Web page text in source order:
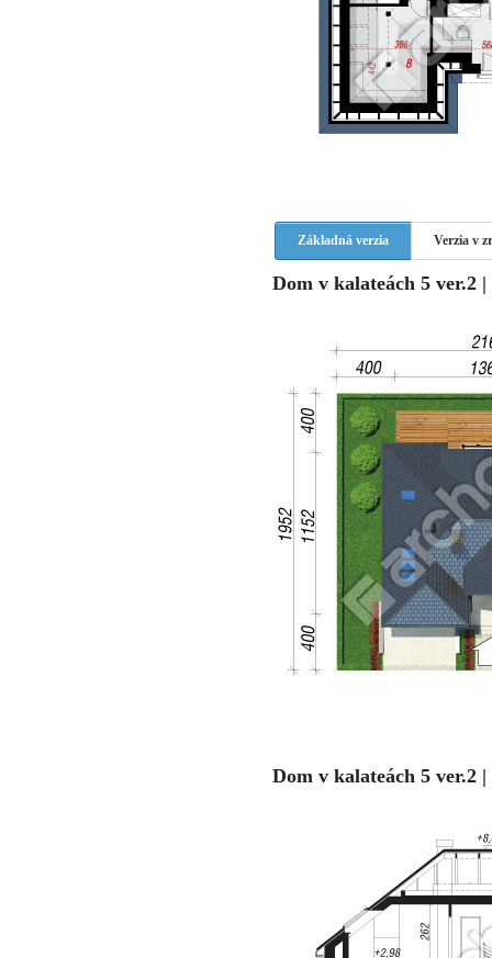
Základná verzia Verzia v
Dom v kalateách 5 ver.2 |
Dom v kalateách 5 ver.2 |